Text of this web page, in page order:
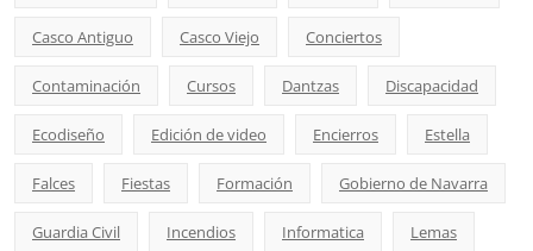
Casco Antiguo Casco Viejo Conciertos
Contaminación Cursos Dantzas Discapacidad
Ecodiseño Edición de video Encierros Estella
Falces Fiestas Formación Gobierno de Navarra
Guardia Civil Incendios Informatica Lemas